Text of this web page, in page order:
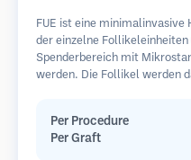
FUE ist eine
der einzelne
Spenderbereich mit
werden. Die Follikel werden
im Vergleich zu
Per Procedure
Per Graft